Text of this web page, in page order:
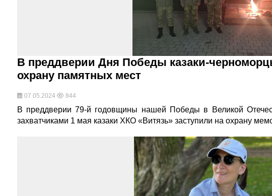
В преддверии Дня Победы казаки-
охрану памятных мест
07.05.2024 844
В преддверии 79-й годовщины нашей Победы в Великой
захватчиками 1 мая казаки ХКО «Витязь» заступили на охрану